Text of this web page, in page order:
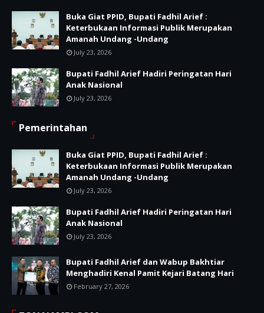
Buka Giat PPID, Bupati Fadhil Arief :
Keterbukaan Informasi Publik Merupakan
Amanah Undang -Undang
July 23, 2026
Bupati Fadhil Arief Hadiri Peringatan Hari
Anak Nasional
July 23, 2026
Pemerintahan
Buka Giat PPID, Bupati Fadhil Arief :
Keterbukaan Informasi Publik Merupakan
Amanah Undang -Undang
July 23, 2026
Bupati Fadhil Arief Hadiri Peringatan Hari
Anak Nasional
July 23, 2026
Bupati Fadhil Arief dan Wabup Bakhtiar
Menghadiri Kenal Pamit Kejari Batang Hari
February 27, 2026